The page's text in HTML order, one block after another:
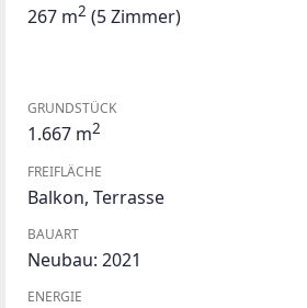
267 m2 (5 Zimmer)
GRUNDSTÜCK
1.667 m2
FREIFLÄCHE
Balkon, Terrasse
BAUART
Neubau: 2021
ENERGIE